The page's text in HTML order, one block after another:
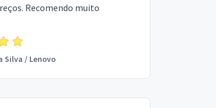
Recomendo muito
Silva / Lenovo